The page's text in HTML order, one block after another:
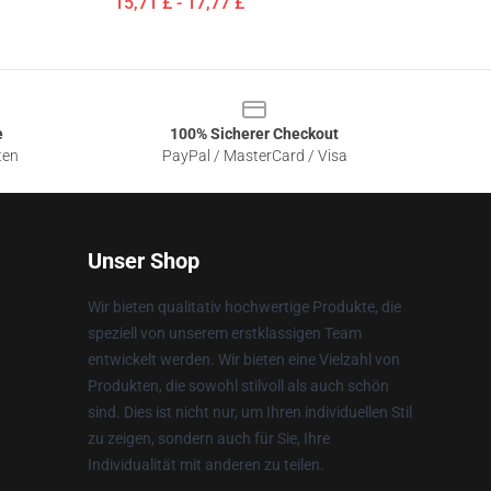
100% Sicherer Checkout
PayPal / MasterCard / Visa
Unser Shop
Wir bieten qualitativ hochwertige Produkte, die
speziell von unserem erstklassigen Team
entwickelt werden. Wir bieten eine Vielzahl von
Produkten, die sowohl stilvoll als auch schön
sind. Dies ist nicht nur, um Ihren individuellen Stil
zu zeigen, sondern auch für Sie, Ihre
Individualität mit anderen zu teilen.